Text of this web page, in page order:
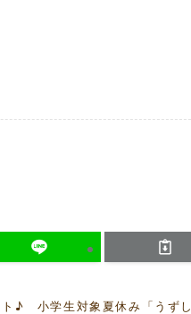
ト♪ 小学生対象夏休み「うずし